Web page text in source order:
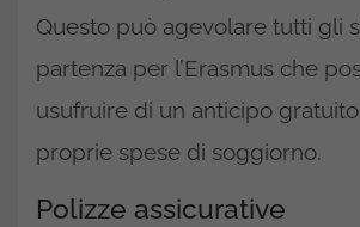
Questo può agevolare tutti gli
partenza per l’Erasmus che
usufruire di un anticipo
proprie spese di soggiorno.
Polizze assicurative